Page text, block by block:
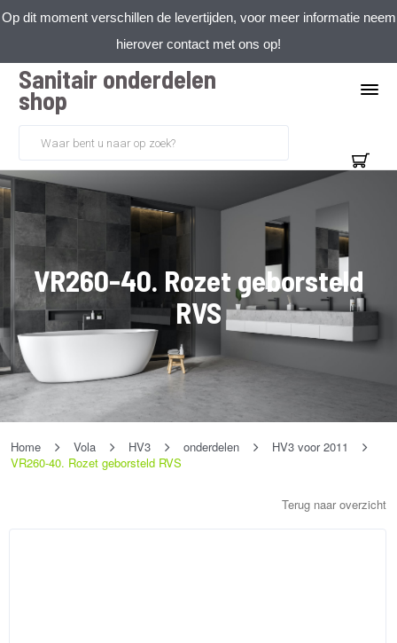
Op dit moment verschillen de levertijden, voor meer informatie neem
hierover contact met ons op!
Sanitair onderdelen
shop
VR260-40. Rozet geborsteld
RVS
Home Vola HV3 onderdelen
HV3 voor 2011
VR260-40. Rozet geborsteld RVS
Terug naar overzicht